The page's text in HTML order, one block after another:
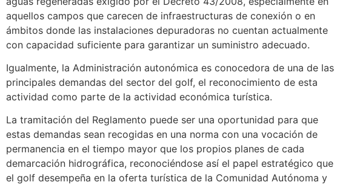
aquellos campos que carecen de infraestructuras de conexión o en
ámbitos donde las instalaciones depuradoras no cuentan actualmente
con capacidad suficiente para garantizar un suministro adecuado.
Igualmente, la Administración autonómica es conocedora de una de las
principales demandas del sector del golf, el reconocimiento de esta
actividad como parte de la actividad económica turística.
La tramitación del Reglamento puede ser una oportunidad para que
estas demandas sean recogidas en una norma con una vocación de
permanencia en el tiempo mayor que los propios planes de cada
demarcación hidrográfica, reconociéndose así el papel estratégico que
el golf desempeña en la oferta turística de la Comunidad Autónoma y